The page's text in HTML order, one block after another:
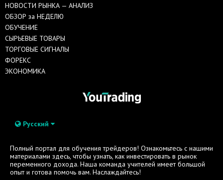
НОВОСТИ РЫНКА — АНАЛИЗ
ОБЗОР за НЕДЕЛЮ
ОБУЧЕНИЕ
СЫРЬЕВЫЕ ТОВАРЫ
ТОРГОВЫЕ СИГНАЛЫ
ФОРЕКС
ЭКОНОМИКА
Русский
Полный портал для обучения трейдеров! Ознакомьтесь с нашими
материалами здесь, чтобы узнать, как инвестировать в рынок
переменного дохода. Наша команда учителей имеет большой
опыт и готова помочь вам. Наслаждайтесь!